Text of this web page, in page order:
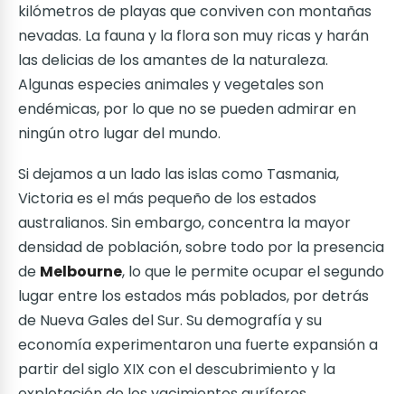
kilómetros de playas que conviven con montañas
nevadas. La fauna y la flora son muy ricas y harán
las delicias de los amantes de la naturaleza.
Algunas especies animales y vegetales son
endémicas, por lo que no se pueden admirar en
ningún otro lugar del mundo.
Si dejamos a un lado las islas como Tasmania,
Victoria es el más pequeño de los estados
australianos. Sin embargo, concentra la mayor
densidad de población, sobre todo por la presencia
de Melbourne, lo que le permite ocupar el segundo
lugar entre los estados más poblados, por detrás
de Nueva Gales del Sur. Su demografía y su
economía experimentaron una fuerte expansión a
partir del siglo XIX con el descubrimiento y la